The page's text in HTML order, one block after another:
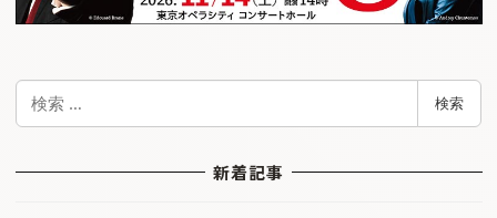
検
検索
新着記事